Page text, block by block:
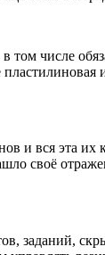
числе
и вся эта
своё
заданий,